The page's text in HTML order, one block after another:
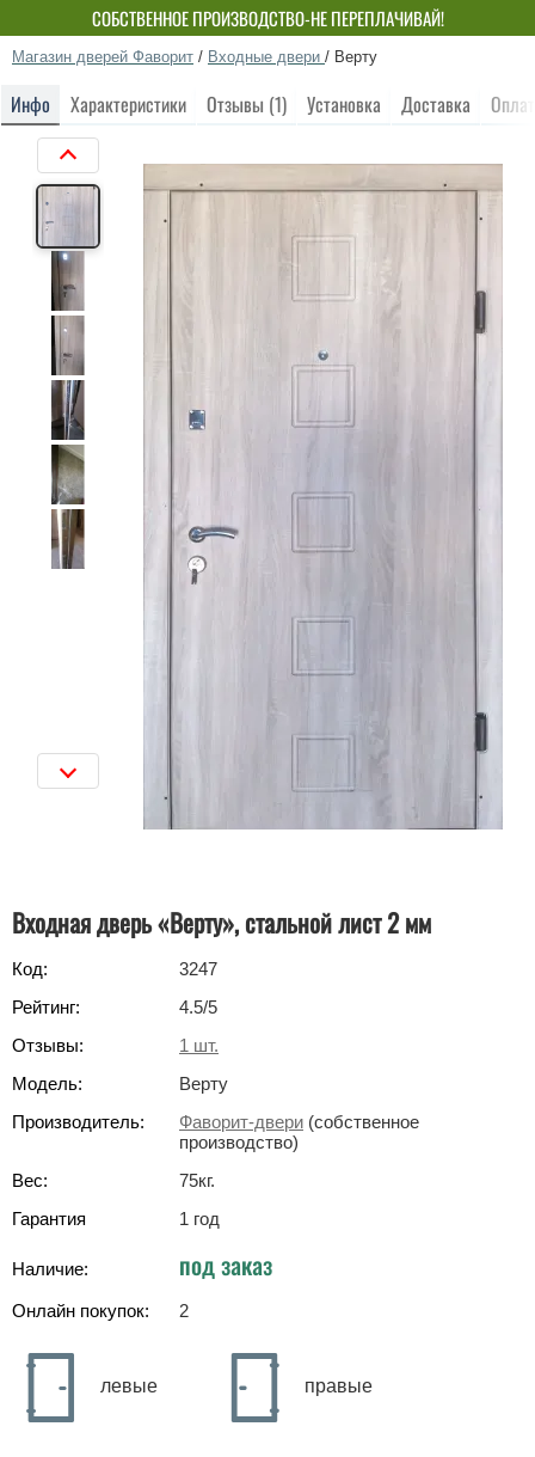
СОБСТВЕННОЕ ПРОИЗВОДСТВО-НЕ ПЕРЕПЛАЧИВАЙ!
Магазин дверей Фаворит / Входные двери / Верту
Инфо Характеристики Отзывы (1) Установка Доставка
Входная дверь «Верту», ​​стальной лист 2 мм
Код:
3247
Рейтинг:
4.5/5
Отзывы:
1 шт.
Модель:
Верту
Производитель:
Фаворит-двери (собственное
производство)
Вес:
75кг.
Гарантия
1 год
Наличие: под заказ
Онлайн покупок: 2
левые правые